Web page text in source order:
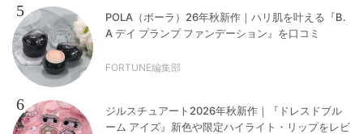
5
POLA（ポーラ）26年秋新作｜ハリ肌を叶える『B.
A デイ プランプ ファンデーション』を口コミ
FORTUNE編集部
6
ジルスチュアート2026年秋新作｜『ドレスドブル
ーム アイズ』新色や限定ハイライト・リップをレビ